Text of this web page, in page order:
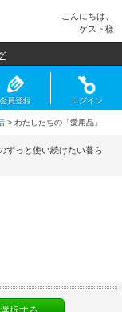
こんにちは、
ゲスト様
会員登録 ログイン
> わたしたちの「愛用品」
ずっと使い続けたい暮ら